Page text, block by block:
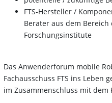
FTS-Hersteller /
Berater aus dem
Forschungsinstitute
Das Anwenderforum mobile
Fachausschuss FTS ins Leben
im Zusammenschluss mit dem